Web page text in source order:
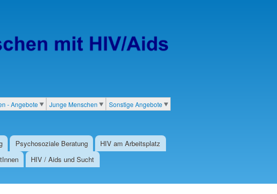
- Angebote Junge Menschen Sonstige Angebote
Psychosoziale Beratung
HIV am Arbeitsplatz
HIV / Aids und Sucht